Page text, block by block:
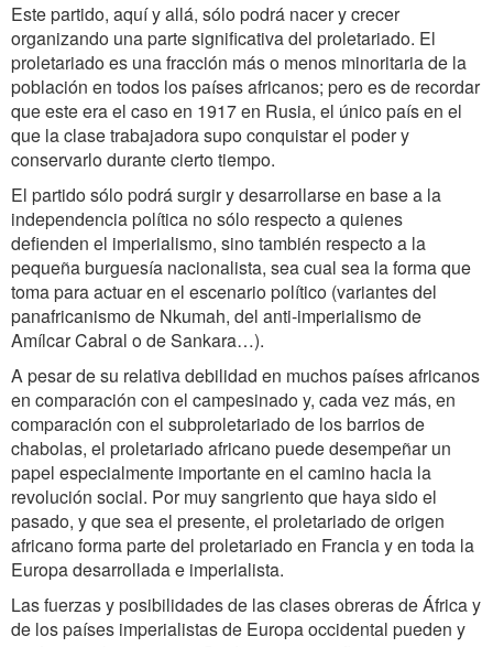
Este partido, aquí y allá, sólo podrá nacer y crecer
organizando una parte significativa del proletariado. El
proletariado es una fracción más o menos minoritaria de la
población en todos los países africanos; pero es de recordar
que este era el caso en 1917 en Rusia, el único país en el
que la clase trabajadora supo conquistar el poder y
conservarlo durante cierto tiempo.
El partido sólo podrá surgir y desarrollarse en base a la
independencia política no sólo respecto a quienes
defienden el imperialismo, sino también respecto a la
pequeña burguesía nacionalista, sea cual sea la forma que
toma para actuar en el escenario político (variantes del
panafricanismo de Nkumah, del anti-imperialismo de
Amílcar Cabral o de Sankara…).
A pesar de su relativa debilidad en muchos países africanos
en comparación con el campesinado y, cada vez más, en
comparación con el subproletariado de los barrios de
chabolas, el proletariado africano puede desempeñar un
papel especialmente importante en el camino hacia la
revolución social. Por muy sangriento que haya sido el
pasado, y que sea el presente, el proletariado de origen
africano forma parte del proletariado en Francia y en toda la
Europa desarrollada e imperialista.
Las fuerzas y posibilidades de las clases obreras de África y
de los países imperialistas de Europa occidental pueden y